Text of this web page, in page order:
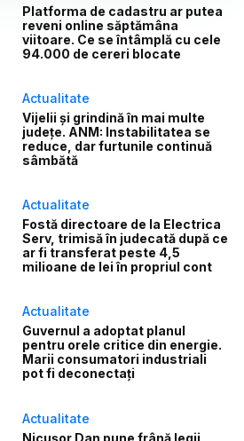
Platforma de cadastru ar putea
reveni online săptămâna
viitoare. Ce se întâmplă cu cele
94.000 de cereri blocate
Actualitate
Vijelii și grindină în mai multe
județe. ANM: Instabilitatea se
reduce, dar furtunile continuă
sâmbătă
Actualitate
Fostă directoare de la Electrica
Serv, trimisă în judecată după ce
ar fi transferat peste 4,5
milioane de lei în propriul cont
Actualitate
Guvernul a adoptat planul
pentru orele critice din energie.
Marii consumatori industriali
pot fi deconectați
Actualitate
Nicușor Dan pune frână legii